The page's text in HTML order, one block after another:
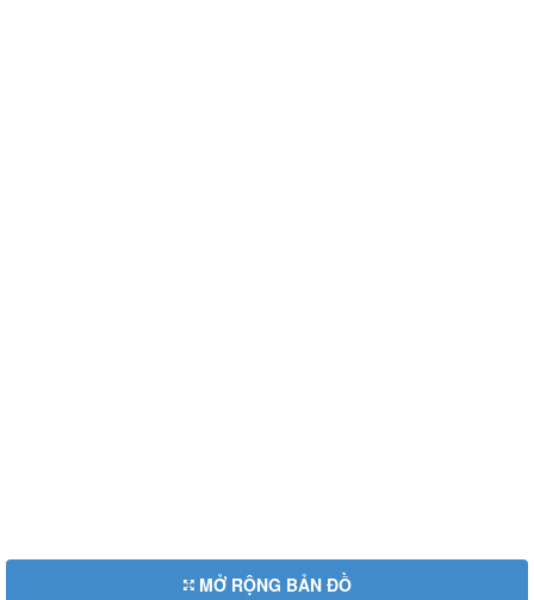
MỞ RỘNG BẢN ĐỒ